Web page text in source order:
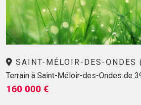
SAINT-MÉLOIR-DES-ONDES
Terrain à Saint-Méloir-des-Ondes de
160 000 €